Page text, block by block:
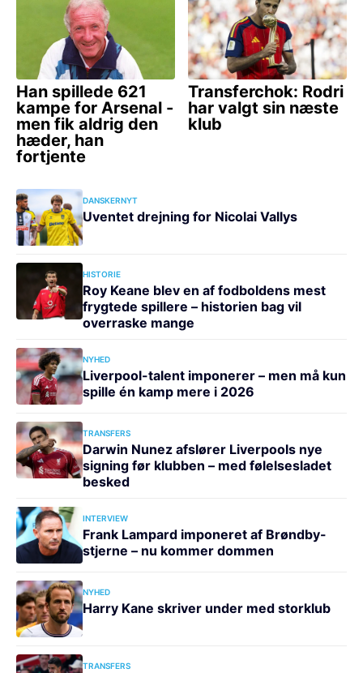
DANSKERNYT
Uventet drejning for Nicolai Vallys
HISTORIE
Roy Keane blev en af fodboldens mest
frygtede spillere – historien bag vil
overraske mange
NYHED
Liverpool-talent imponerer – men må kun
spille én kamp mere i 2026
TRANSFERS
Darwin Nunez afslører Liverpools nye
signing før klubben – med følelsesladet
besked
INTERVIEW
Frank Lampard imponeret af Brøndby-
stjerne – nu kommer dommen
NYHED
Harry Kane skriver under med storklub
TRANSFERS